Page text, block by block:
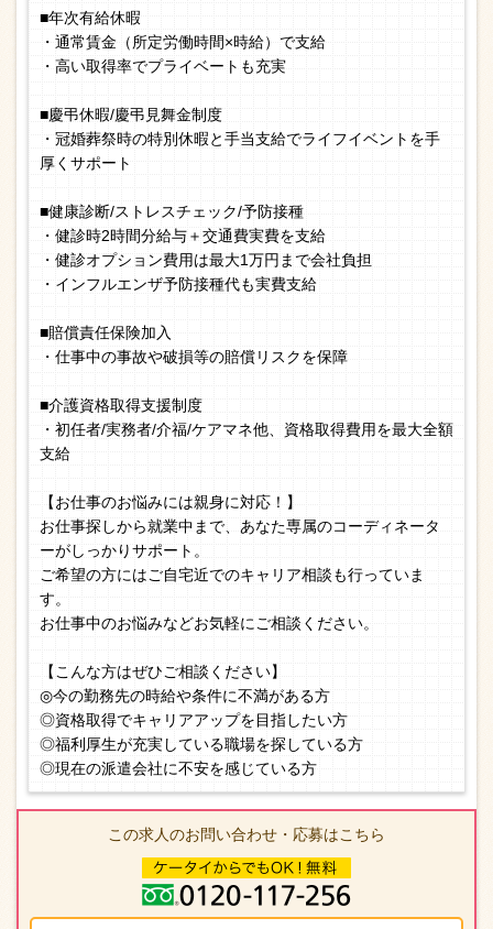
■年次有給休暇
・通常賃金（所定労働時間×時給）で支給
・高い取得率でプライベートも充実
■慶弔休暇/慶弔見舞金制度
・冠婚葬祭時の特別休暇と手当支給でライフイベントを手
厚くサポート
■健康診断/ストレスチェック/予防接種
・健診時2時間分給与＋交通費実費を支給
・健診オプション費用は最大1万円まで会社負担
・インフルエンザ予防接種代も実費支給
■賠償責任保険加入
・仕事中の事故や破損等の賠償リスクを保障
■介護資格取得支援制度
・初任者/実務者/介福/ケアマネ他、資格取得費用を最大全額
支給
【お仕事のお悩みには親身に対応！】
お仕事探しから就業中まで、あなた専属のコーディネータ
ーがしっかりサポート。
ご希望の方にはご自宅近でのキャリア相談も行っていま
す。
お仕事中のお悩みなどお気軽にご相談ください。
【こんな方はぜひご相談ください】
◎今の勤務先の時給や条件に不満がある方
◎資格取得でキャリアアップを目指したい方
◎福利厚生が充実している職場を探している方
◎現在の派遣会社に不安を感じている方
この求人のお問い合わせ・応募はこちら